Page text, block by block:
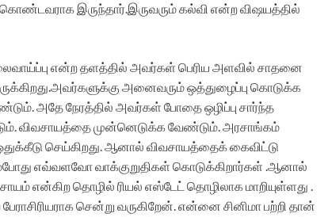
இருந்தார்.இருவரும் கல்வி என்ற விஷயத்தில்
என்ற தளத்தில் அவர்கள் பெரிய அளவில் சாதனை
அனைவரும் ஒத்துழைப்பு கொடுக்க
அதே நேரத்தில் அவர்கள் போதை ஒழிப்பு சார்ந்த
விவசாயத்தை முன்னெடுக்க வேண்டும். அரசாங்கம்
செய்கிறது. ஆனால் விவசாயத்தைக் கைவிட்டு
எவ்வளவோ வாக்குறுதிகள் கொடுக்கிறார்கள் .ஆனால்
என்கிற தொழில் ரியல் எஸ்டேட் தொழிலாக மாறியுள்ளது .
சென்று வருகிறேன். என்னை சினிமா பற்றி தான்